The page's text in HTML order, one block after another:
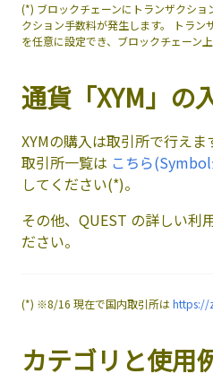
(*) ブロックチェーンにトランザクシ
クション手数料が発生します。 トラ
を任意に設定でき、ブロックチェーン
通貨「XYM」の
XYMの購入は取引所で行えま
取引所一覧は こちら
してください(*)。
その他、QUEST の詳しい利
ださい。
(*) ※8/16 現在で国内取引所はhttps://
カテゴリと使用